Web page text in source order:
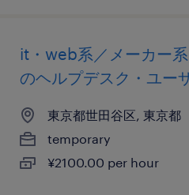
it・web系／メーカー
のヘルプデスク・ユー
東京都世田谷区, 東京都
temporary
¥2100.00 per hour